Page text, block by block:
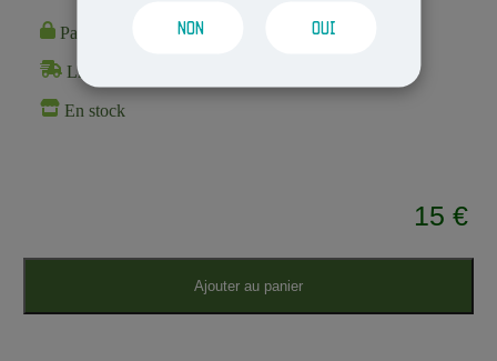
NON OUI
Paiement 100% Sécurisé
Livraison Rapide et Discrète
En stock
15 €
Ajouter au panier